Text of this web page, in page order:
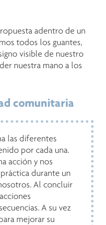
adentro de un
todos los guantes,
visible de nuestro
nuestra mano a los
comunitaria
las diferentes
por cada una.
acción y nos
durante un
Al concluir
A su vez
mejorar su